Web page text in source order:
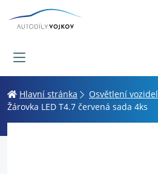
Hlavní stránka Osvětlení vozidel
Žárovka LED T4.7 červená sada 4ks